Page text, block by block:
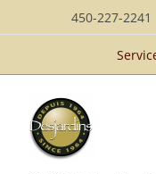
au
450-227-2241